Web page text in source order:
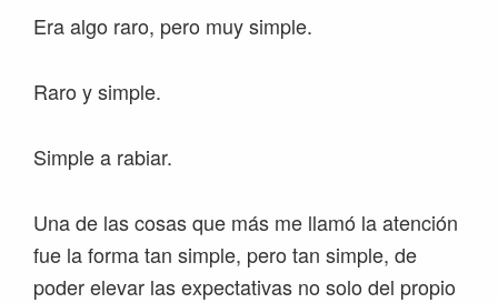
Era algo raro, pero muy simple.
Raro y simple.
Simple a rabiar.
Una de las cosas que más me llamó la atención
fue la forma tan simple, pero tan simple, de
poder elevar las expectativas no solo del propio